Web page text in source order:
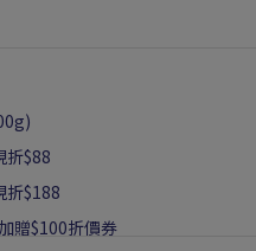
折$88
折$188
贈$100折價券